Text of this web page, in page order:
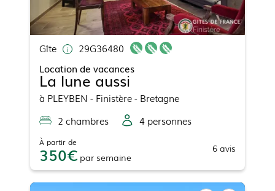
Gîte
29G36480
Location de vacances
La lune aussi
à PLEYBEN - Finistère - Bretagne
2 chambres 4 personnes
À partir de
350 par semaine
6 avis